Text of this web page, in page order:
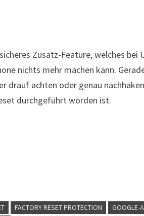
Zusatz-Feature, welches
nichts mehr machen kann.
drauf achten oder genau
durchgeführt worden ist.
FACTORY RESET PROTECTION GOOGLE-